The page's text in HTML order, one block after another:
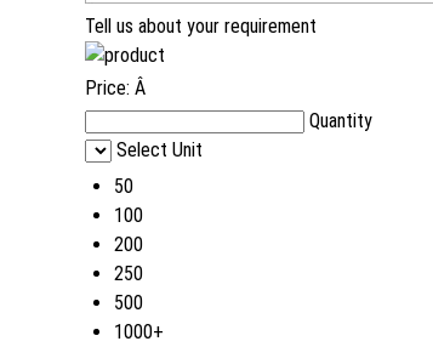
Tell us about your requirement
Price: Â
Quantity
Select Unit
50
100
200
250
500
1000+